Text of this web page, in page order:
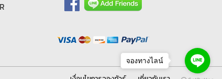
จองทางไลน์